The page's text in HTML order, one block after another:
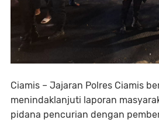
Ciamis – Jajaran Polres Ciamis
menindaklanjuti laporan
pidana pencurian dengan